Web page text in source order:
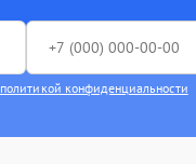
политикой конфиденциальности